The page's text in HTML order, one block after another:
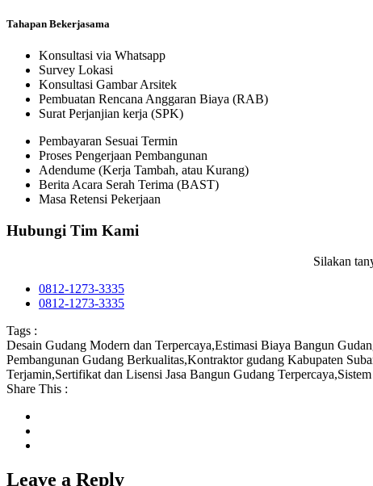
Tahapan Bekerjasama
Konsultasi via Whatsapp
Survey Lokasi
Konsultasi Gambar Arsitek
Pembuatan Rencana Anggaran Biaya (RAB)
Surat Perjanjian kerja (SPK)
Pembayaran Sesuai Termin
Proses Pengerjaan Pembangunan
Adendume (Kerja Tambah, atau Kurang)
Berita Acara Serah Terima (BAST)
Masa Retensi Pekerjaan
Hubungi Tim Kami
Silakan
0812-1273-3335
0812-1273-3335
Tags :
Desain Gudang Modern dan Terpercaya,Estimasi Biaya Bangun
Pembangunan Gudang Berkualitas,Kontraktor gudang Kabupaten
Terjamin,Sertifikat dan Lisensi Jasa Bangun Gudang Terpercaya,
Share This :
Leave a Reply